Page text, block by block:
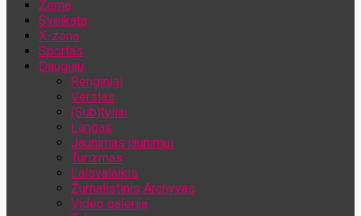
Žemė
Sveikata
X-zona
Sportas
Daugiau
Renginiai
Verslas
(Sub)tyliai
Langas
Jaunimas jaunimui
Turizmas
Laisvalaikis
Žurnalistinis Archyvas
Video galerija